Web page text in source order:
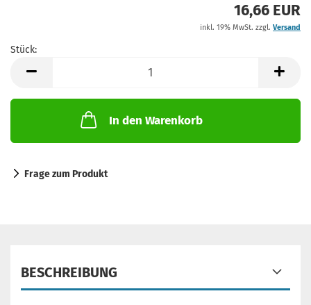
16,66 EUR
inkl. 19% MwSt. zzgl. Versand
Stück:
In den Warenkorb
Frage zum Produkt
BESCHREIBUNG